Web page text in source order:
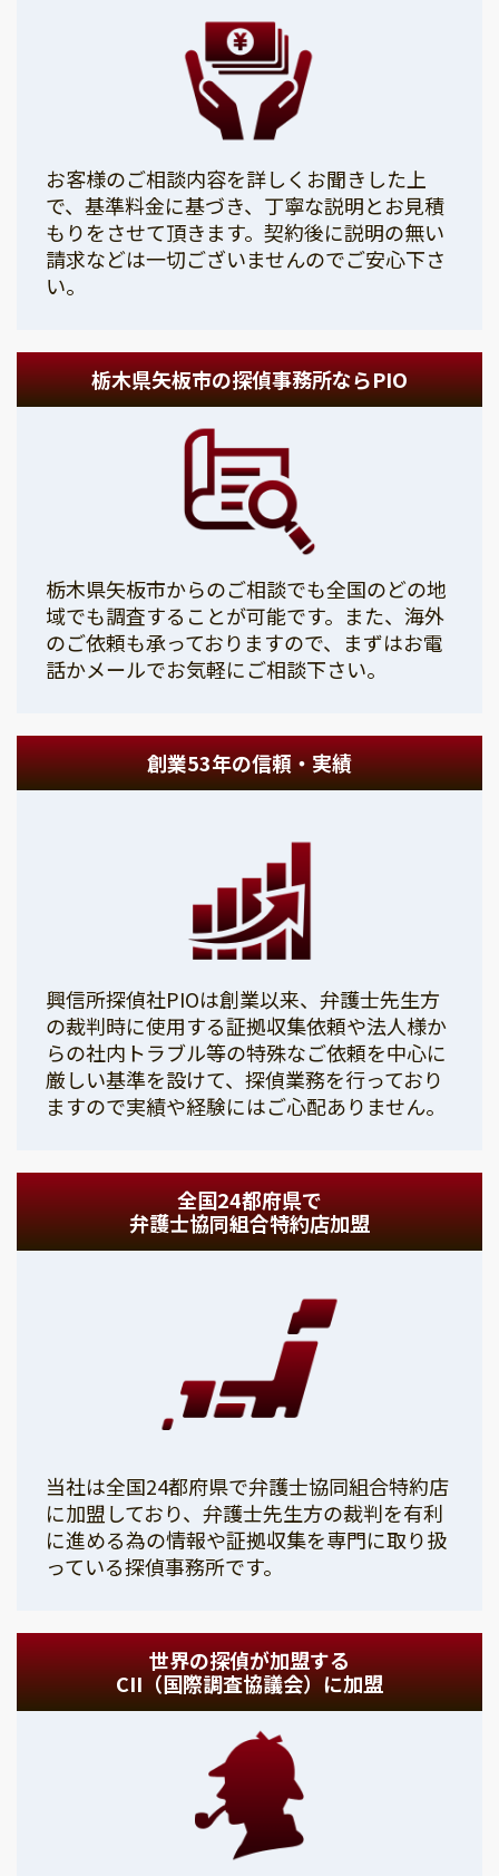
お客様のご相談内容を詳しくお聞きした上
で、基準料金に基づき、丁寧な説明とお見積
もりをさせて頂きます。契約後に説明の無い
請求などは一切ございませんのでご安心下さ
い。
栃木県矢板市の探偵事務所ならPIO
栃木県矢板市からのご相談でも全国のどの地
域でも調査することが可能です。また、海外
のご依頼も承っておりますので、まずはお電
話かメールでお気軽にご相談下さい。
創業53年の信頼・実績
興信所探偵社PIOは創業以来、弁護士先生方
の裁判時に使用する証拠収集依頼や法人様か
らの社内トラブル等の特殊なご依頼を中心に
厳しい基準を設けて、探偵業務を行っており
ますので実績や経験にはご心配ありません。
全国24都府県で
弁護士協同組合特約店加盟
当社は全国24都府県で弁護士協同組合特約店
に加盟しており、弁護士先生方の裁判を有利
に進める為の情報や証拠収集を専門に取り扱
っている探偵事務所です。
世界の探偵が加盟する
CII（国際調査協議会）に加盟